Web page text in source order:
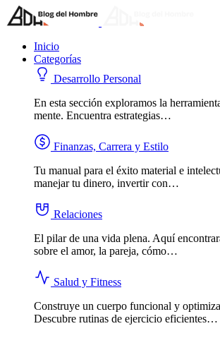
Inicio
Categorías
Desarrollo Personal
En esta sección exploramos la
mente. Encuentra estrategias…
Finanzas, Carrera y Estilo
Tu manual para el éxito material e
manejar tu dinero, invertir con…
Relaciones
El pilar de una vida plena. Aquí
sobre el amor, la pareja, cómo…
Salud y Fitness
Construye un cuerpo funcional y
Descubre rutinas de ejercicio eficientes…